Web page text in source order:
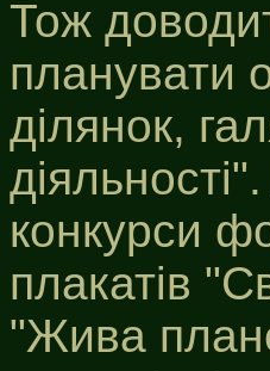
Тож
планувати
ділянок,
конкурси
плакатів
"Жива